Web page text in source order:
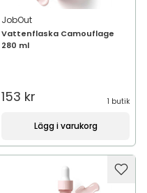
JobOut
Vattenflaska Camouflage
280 ml
153 kr 1 butik
Lägg i varukorg